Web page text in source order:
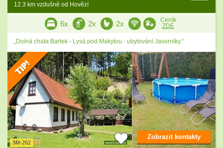
12.3 km vzdušně od Hovězí
6x 2x 2x
Ceník
ZDE
„Dolná chata Bartek - Lysá pod Makytou - ubytování Javorníky.“
3M-262
Zobrazit kontakty